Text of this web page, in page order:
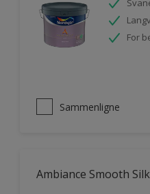
For
Sammenligne
Ambiance Smooth